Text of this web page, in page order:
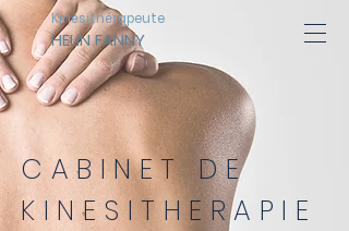
HELIN FANNY
Kinésithérapeute
CABINET DE
KINESITHERAPIE